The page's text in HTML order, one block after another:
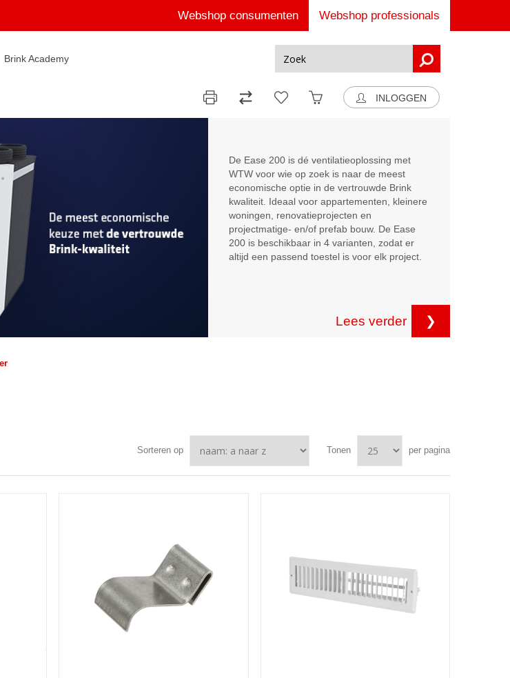
Webshop consumenten Webshop professionals
Brink Academy
INLOGGEN
De Ease 200 is dé ventilatieoplossing met
WTW voor wie op zoek is naar de meest
economische optie in de vertrouwde Brink
kwaliteit. Ideaal voor appartementen, kleinere
woningen, renovatieprojecten en
projectmatige- en/of prefab bouw. De Ease
200 is beschikbaar in 4 varianten, zodat er
altijd een passend toestel is voor elk project.
Lees verder ❯
Sorteren op Tonen per pagina